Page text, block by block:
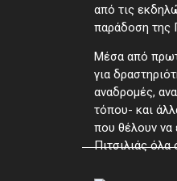
από τις
παράδοση της
Μέσα από
για
αναδρομές,
τόπου- και
που θέλουν να
Πιτσιλιάς όλα